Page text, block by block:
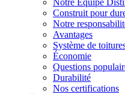
Construit pour
Notre
Avantages
Système de
Économie
Questions
Durabilité
Nos certifications